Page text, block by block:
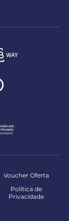
Voucher Oferta
Política de
Privacidade